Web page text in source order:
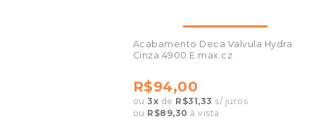
Acabamento Deca Valvula Hydra
Cinza 4900.E.max.cz
R$94,00
ou 3x de R$31,33 s/ juros
ou R$89,30 à vista